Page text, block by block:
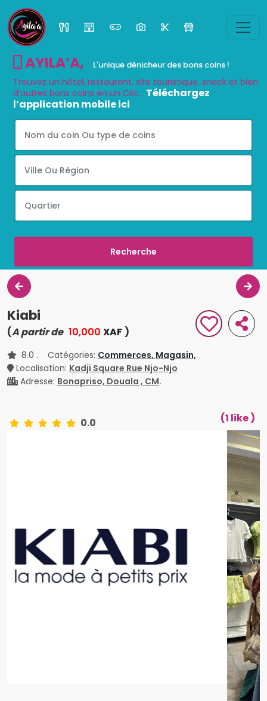
AYILA’A, L'unique dénicheur des bons coins !
Trouvez un hôtel, restaurant, site touristique, snack et bien
d’autres bons coins en un Clic... Téléchargez
l’application mobile ici
Kiabi
(A partir de 10,000 XAF )
8.0 . Catégories: Commerces, Magasin,
Localisation: Kadji Square Rue Njo-Njo
Adresse: Bonapriso, Douala , CM.
0.0 (1 like )